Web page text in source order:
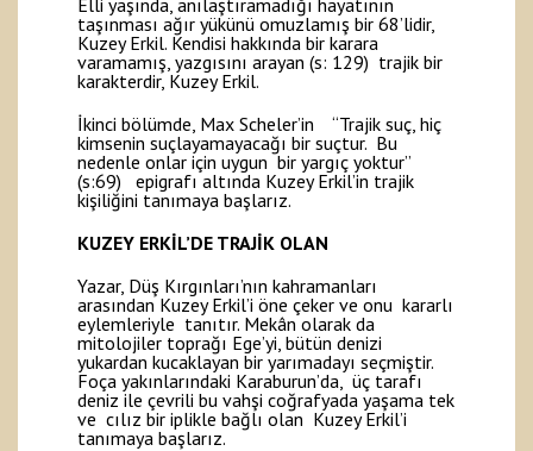
Elli yaşında, anılaştıramadığı hayatının
taşınması ağır yükünü omuzlamış bir 68’lidir,
Kuzey Erkil. Kendisi hakkında bir karara
varamamış, yazgısını arayan (s: 129) trajik bir
karakterdir, Kuzey Erkil.
İkinci bölümde, Max Scheler’in “Trajik suç, hiç
kimsenin suçlayamayacağı bir suçtur. Bu
nedenle onlar için uygun bir yargıç yoktur”
(s:69) epigrafı altında Kuzey Erkil’in trajik
kişiliğini tanımaya başlarız.
KUZEY ERKİL’DE TRAJİK OLAN
Yazar, Düş Kırgınları’nın kahramanları
arasından Kuzey Erkil’i öne çeker ve onu kararlı
eylemleriyle tanıtır. Mekân olarak da
mitolojiler toprağı Ege’yi, bütün denizi
yukardan kucaklayan bir yarımadayı seçmiştir.
Foça yakınlarındaki Karaburun’da, üç tarafı
deniz ile çevrili bu vahşi coğrafyada yaşama tek
ve cılız bir iplikle bağlı olan Kuzey Erkil’i
tanımaya başlarız.